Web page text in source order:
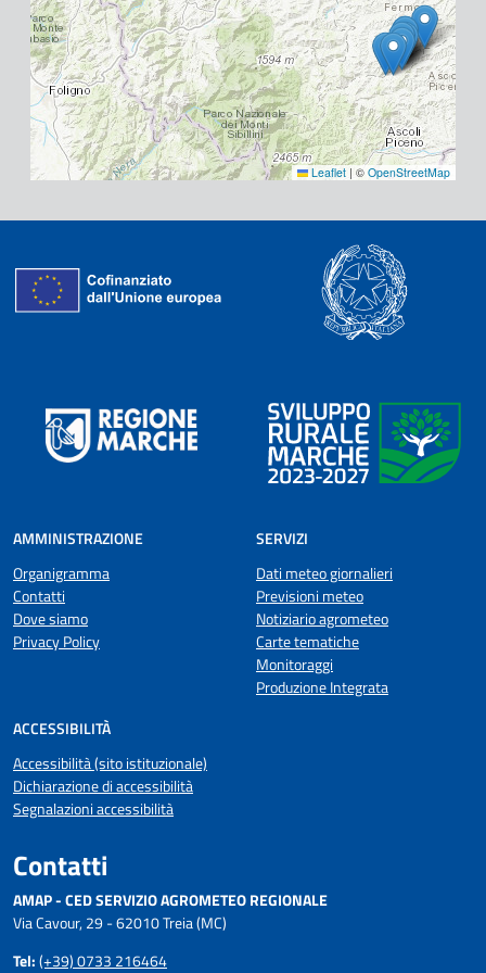
Leaflet | © OpenStreetMap
AMMINISTRAZIONE
Organigramma
Contatti
Dove siamo
Privacy Policy
SERVIZI
Dati meteo giornalieri
Previsioni meteo
Notiziario agrometeo
Carte tematiche
Monitoraggi
Produzione Integrata
ACCESSIBILITÀ
Accessibilità (sito istituzionale)
Dichiarazione di accessibilità
Segnalazioni accessibilità
Contatti
AMAP - CED SERVIZIO AGROMETEO REGIONALE
Via Cavour, 29 - 62010 Treia (MC)
Tel:(+39) 0733 216464